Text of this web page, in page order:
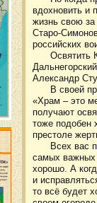
вдохновить и
жизнь свою
Старо-
российских
Освятить
Александр
В своей
«Храм – это
получают
тоже подобен
престоле
Всех вас
самых важных
хорошо. А
и
то всё будет